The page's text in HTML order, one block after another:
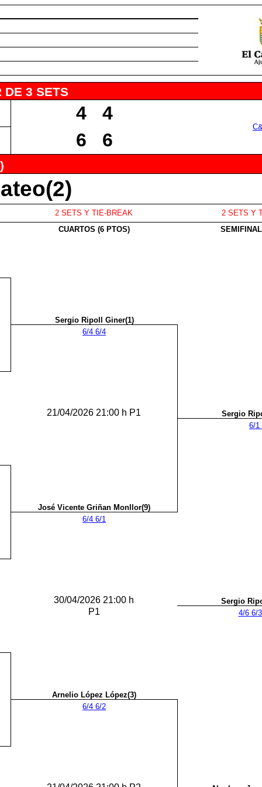
DE 3 SETS
4 4
6 6
2 SETS Y TIE-BREAK
2 SETS Y
CUARTOS (6 PTOS)
Sergio Ripoll Giner(1)
6/4 6/4
21/04/2026 21:00 h P1
Sergio
6/1
José Vicente Griñan Monllor(9)
6/4 6/1
30/04/2026 21:00 h Sergio
P1
4/6 6/
Arnelio López López(3)
6/4 6/2